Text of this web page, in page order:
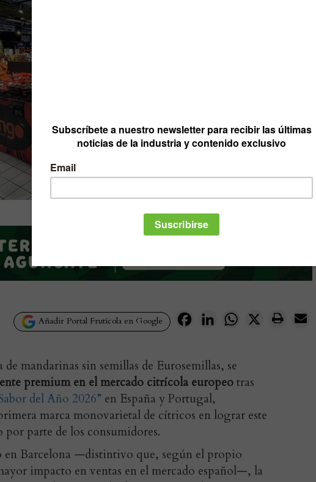
Añadir Portal Frutícola en Google FacebookLinkedInWhatsApp
X
mandarinas sin semillas de Eurosemillas, se
premium en el mercado citrícola europeotras
del Año 2026” en España y Portugal,
marca monovarietal de cítricos en lograr este
parte de los consumidores.
en Barcelona —distintivo que, según el propio
impacto en ventas en el mercado español—, la